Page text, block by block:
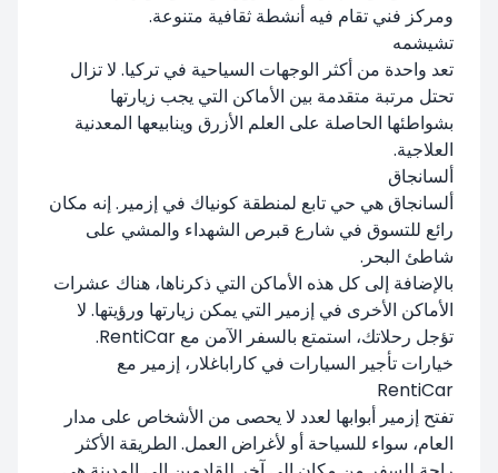
ومركز فني تقام فيه أنشطة ثقافية متنوعة.
تشيشمه
تعد واحدة من أكثر الوجهات السياحية في تركيا. لا تزال
تحتل مرتبة متقدمة بين الأماكن التي يجب زيارتها
بشواطئها الحاصلة على العلم الأزرق وينابيعها المعدنية
العلاجية.
ألسانجاق
ألسانجاق هي حي تابع لمنطقة كونياك في إزمير. إنه مكان
رائع للتسوق في شارع قبرص الشهداء والمشي على
شاطئ البحر.
بالإضافة إلى كل هذه الأماكن التي ذكرناها، هناك عشرات
الأماكن الأخرى في إزمير التي يمكن زيارتها ورؤيتها. لا
تؤجل رحلاتك، استمتع بالسفر الآمن مع RentiCar.
خيارات تأجير السيارات في كاراباغلار، إزمير مع
RentiCar
تفتح إزمير أبوابها لعدد لا يحصى من الأشخاص على مدار
العام، سواء للسياحة أو لأغراض العمل. الطريقة الأكثر